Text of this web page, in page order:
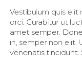
Vestibulum quis elit
orci. Curabitur ut
amet semper.
in, semper non elit.
venenatis tincidunt.